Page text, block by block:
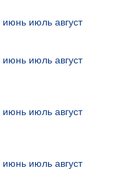
июнь июль август
июнь июль август
июнь июль август
июнь июль август